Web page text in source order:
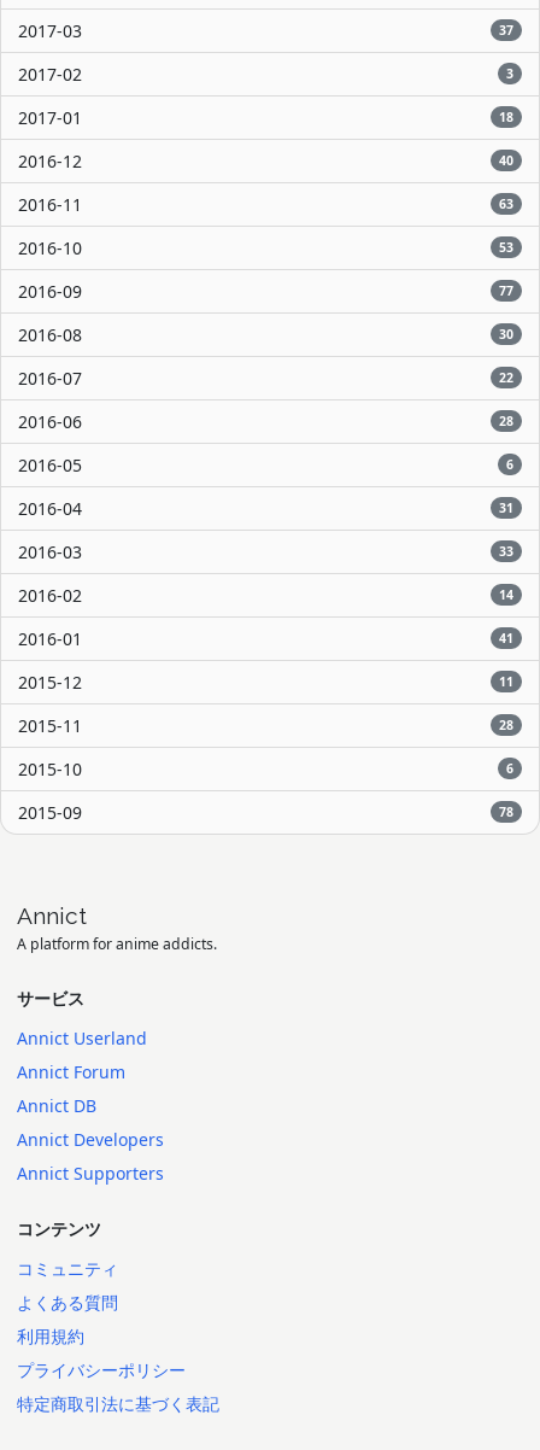
2017-03 37
2017-02 3
2017-01 18
2016-12 40
2016-11 63
2016-10 53
2016-09 77
2016-08 30
2016-07 22
2016-06 28
2016-05 6
2016-04 31
2016-03 33
2016-02 14
2016-01 41
2015-12 11
2015-11 28
2015-10 6
2015-09 78
Annict
A platform for anime addicts.
サービス
Annict Userland
Annict Forum
Annict DB
Annict Developers
Annict Supporters
コンテンツ
コミュニティ
よくある質問
利用規約
プライバシーポリシー
特定商取引法に基づく表記